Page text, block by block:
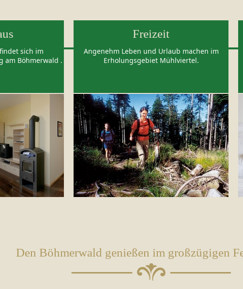
sich im
am Böhmerwald .
Freizeit
Angenehm Leben und Urlaub machen im
Erholungsgebiet Mühlviertel.
Den Böhmerwald genießen im großzügigen